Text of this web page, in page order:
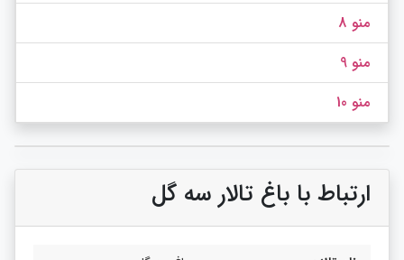
منو 8
منو 9
منو 10
ارتباط با باغ تالار سه گل